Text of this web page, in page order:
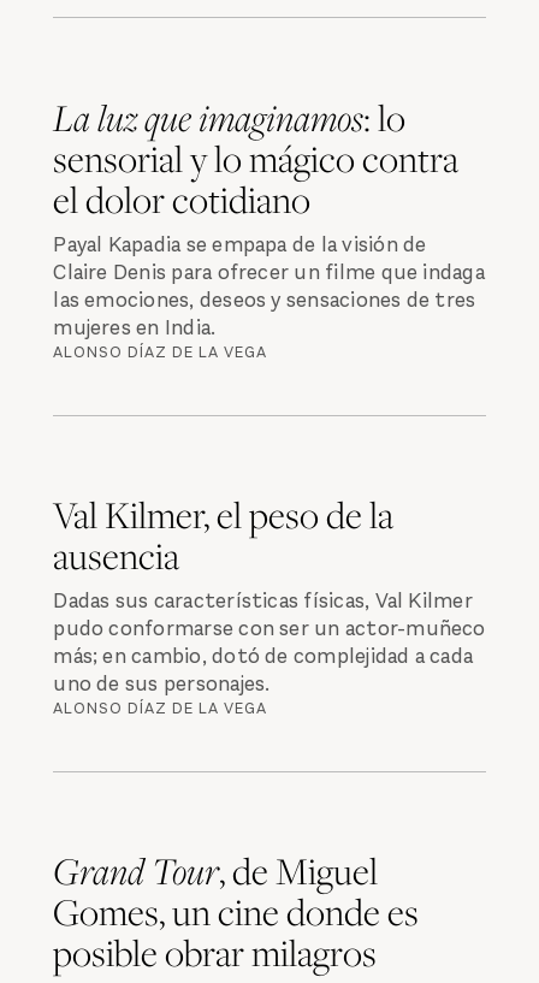
La luz que imaginamos: lo
sensorial y lo mágico contra
el dolor cotidiano
Payal Kapadia se empapa de la visión de
Claire Denis para ofrecer un filme que indaga
las emociones, deseos y sensaciones de tres
mujeres en India.
ALONSO DÍAZ DE LA VEGA
Val Kilmer, el peso de la
ausencia
Dadas sus características físicas, Val Kilmer
pudo conformarse con ser un actor-muñeco
más; en cambio, dotó de complejidad a cada
uno de sus personajes.
ALONSO DÍAZ DE LA VEGA
Grand Tour, de Miguel
Gomes, un cine donde es
posible obrar milagros